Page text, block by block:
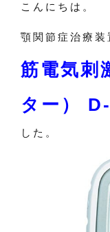
こんにちは。
顎関節症治
筋電気刺
ター）
した。